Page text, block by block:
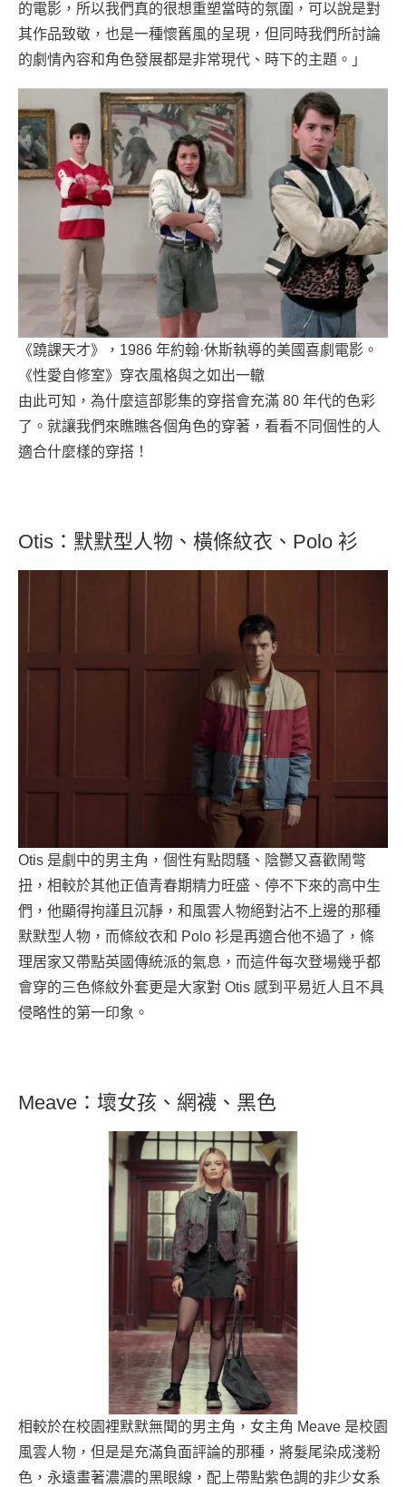
的電影，所以我們真的很想重塑當時的氛圍，可以說是對
其作品致敬，也是一種懷舊風的呈現，但同時我們所討論
的劇情內容和角色發展都是非常現代、時下的主題。」
《蹺課天才》，1986 年約翰·休斯執導的美國喜劇電影。
《性愛自修室》穿衣風格與之如出一轍
由此可知，為什麼這部影集的穿搭會充滿 80 年代的色彩
了。就讓我們來瞧瞧各個角色的穿著，看看不同個性的人
適合什麼樣的穿搭！
Otis：默默型人物、橫條紋衣、Polo 衫
Otis 是劇中的男主角，個性有點悶騷、陰鬱又喜歡鬧彆
扭，相較於其他正值青春期精力旺盛、停不下來的高中生
們，他顯得拘謹且沉靜，和風雲人物絕對沾不上邊的那種
默默型人物，而條紋衣和 Polo 衫是再適合他不過了，條
理居家又帶點英國傳統派的氣息，而這件每次登場幾乎都
會穿的三色條紋外套更是大家對 Otis 感到平易近人且不具
侵略性的第一印象。
Meave：壞女孩、網襪、黑色
相較於在校園裡默默無聞的男主角，女主角 Meave 是校園
風雲人物，但是是充滿負面評論的那種，將髮尾染成淺粉
色，永遠畫著濃濃的黑眼線，配上帶點紫色調的非少女系